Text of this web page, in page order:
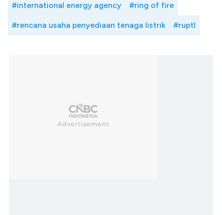
#international energy agency #ring of fire
#rencana usaha penyediaan tenaga listrik #ruptl